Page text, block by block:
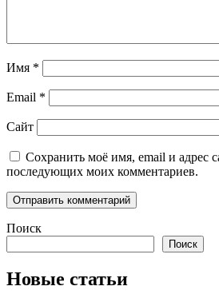
Имя *
Email *
Сайт
Сохранить моё имя, email и адрес
последующих моих комментариев.
Поиск
Поиск
Новые статьи